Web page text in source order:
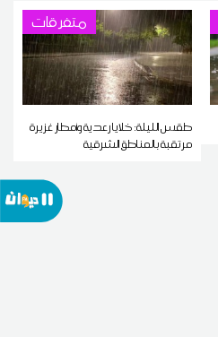
متفرقات
طقس الليلة: خلايا رعدية وأمطار غزيرة
مرتقبة بالمناطق الشرقية